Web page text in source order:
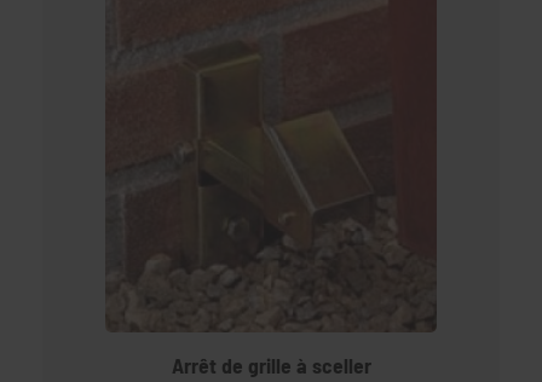
Arrêt de grille à sceller